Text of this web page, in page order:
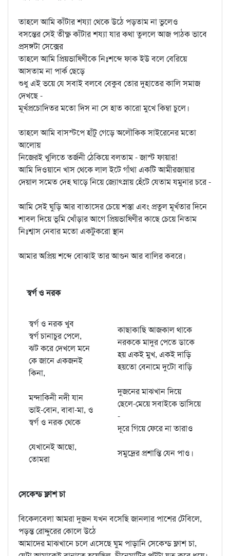
তাহলে আমি কাঁটার শয্যা থেকে উঠে পড়তাম না ভুলেও
বসন্তের সেই তীক্ষ্ণ কাঁটার শয্যা যার কথা তুললে আজ পাঠক ভাবে
প্রসঙ্গটা সেক্সের
তাহলে আমি প্রিয়ভাষিণীকে নিঃশব্দে ফাক ইউ বলে বেরিয়ে
আসতাম না পার্ক ছেড়ে
শুধু এই ভয়ে যে সবাই বলবে বেকুব তোর দুহাতের কালি সমাজ
দেখছে -
মূর্খপ্রচোদিতর মতো দিস না সে হাত কারো মুখে কিম্বা চুলে।
তাহলে আমি বাসস্টপে হাঁটু গেড়ে অলৌকিক সাইরেনের মতো
আলোয়
নিজেরই খুলিতে তর্জনী ঠেকিয়ে বলতাম - জাস্ট ফায়ার!
আমি দিওয়ানে খাস থেকে লাল ইটে গাঁথা একটি আমীরজায়ার
দেয়াল সমেত দেহ ঘাড়ে নিয়ে জ্যোৎস্নায় হেঁটে যেতাম যমুনার চরে -
আমি সেই ঘুড়ি আর বাতাসের চেয়ে শস্তা এবং প্রতুল মূর্খতার দিনে
শাবল দিয়ে ভূমি খোঁড়ার আগে প্রিয়ভাষিণীর কাছে চেয়ে নিতাম
নিঃশ্বাস নেবার মতো একটুকরো স্থান
আমার অপ্রিয় শব্দে বোঝাই তার আগুন আর বালির কবরে।
স্বর্গ ও নরক
স্বর্গ ও নরক খুব
স্বর্গ চানাচুর পেলে,
ঝট করে দেখলে মনে
কে জানে একজনই
কিনা,
মন্দাকিনী নদী যান
ভাই-বোন, বাবা-মা, ও
স্বর্গ ও নরক থেকে
যেখানেই আছো,
তোমরা
কাছাকাছি আজকাল থাকে
নরককে মাদুর পেতে ডাকে
হয় একই মুখ, একই দাড়ি
হয়তো বেনামে দুটো বাড়ি
দুজনের মাঝখান দিয়ে
ছেলে-মেয়ে সবাইকে ভাসিয়ে
-
দূরে গিয়ে ফেরে না তারাও
সমুদ্রের প্রশান্তি যেন পাও।
সেকেন্ড ফ্লাশ চা
বিকেলবেলা আমরা দুজন যখন বসেছি জানলার পাশের টেবিলে,
পড়ন্ত রোদ্দুরের কোলে উঠে
আমাদের মাঝখানে চলে এসেছে ঘুম পাড়ানি সেকেন্ড ফ্লাশ চা,